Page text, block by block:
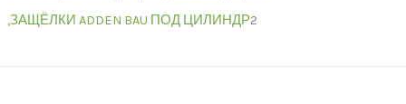
,ЗАЩЁЛКИ ADDEN BAU ПОД ЦИЛИНДР2